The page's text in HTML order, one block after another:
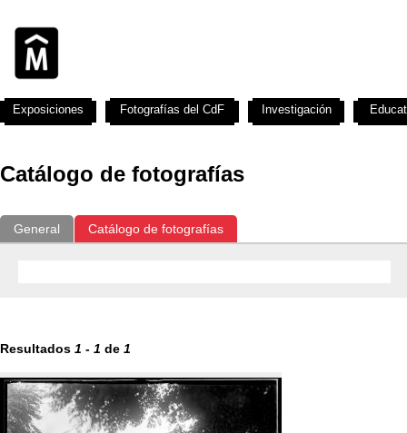
Catálogo de fotografías
General Catálogo de fotografías
Resultados 1 - 1 de 1
Exposiciones Fotografías del CdF Investigación